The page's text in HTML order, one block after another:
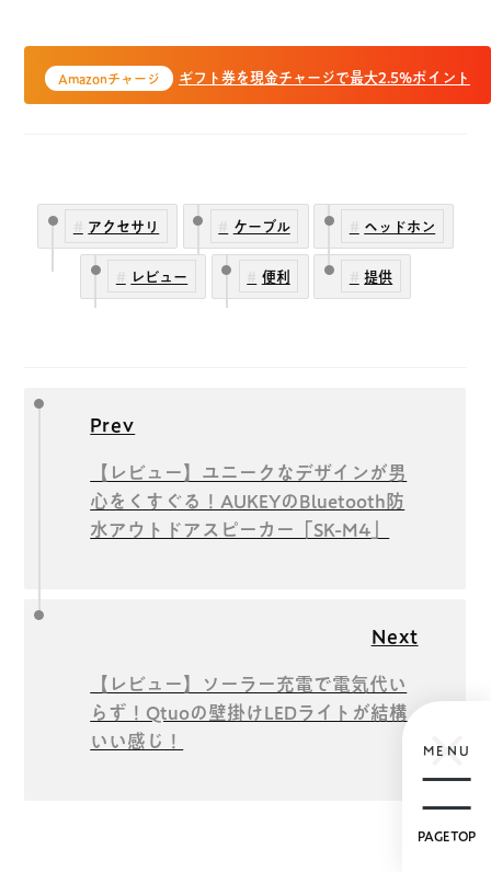
Amazonチャージ ギフト券を現金チャージで最大2.5%ポイント
アクセサリ ケーブル ヘッドホン
レビュー 便利 提供
Prev
【レビュー】ユニークなデザインが男
心をくすぐる！AUKEYのBluetooth防
水アウトドアスピーカー「SK-M4」
Next
【レビュー】ソーラー充電で電気代い
らず！Qtuoの壁掛けLEDライトが結構
いい感じ！
MENU
PAGETOP